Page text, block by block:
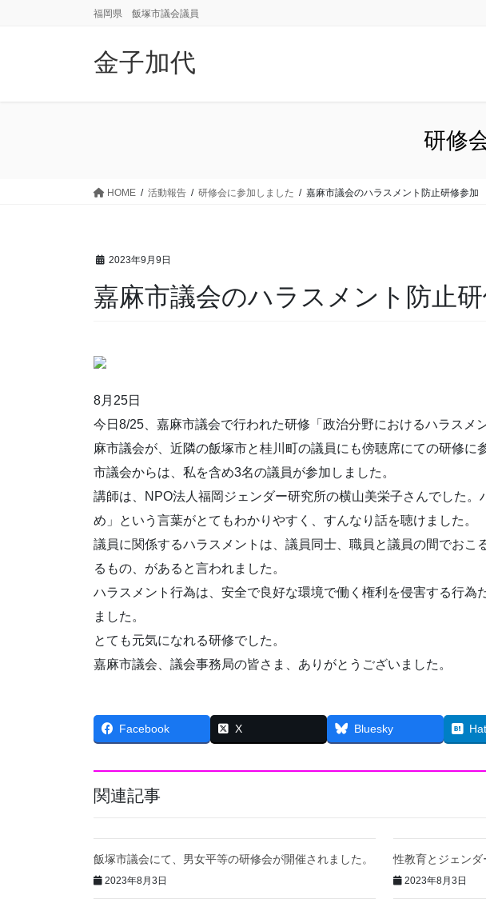
福岡県 飯塚市議会議員
金子加代
研修
HOME 活動報告 研修会に参加しました 嘉麻市議会のハラスメント防止研修参加
2023年9月9日
嘉麻市議会のハラスメント防止
8月25日
今日8/25、嘉麻市議会で行われた研修「政治分野におけるハラスメ
麻市議会が、近隣の飯塚市と桂川町の議員にも傍聴席にての研修に
市議会からは、私を含め3名の議員が参加しました。
講師は、NPO法人福岡ジェンダー研究所の横山美栄子さんでした。
め」という言葉がとてもわかりやすく、すんなり話を聴けました。
議員に関係するハラスメントは、議員同士、職員と議員の間でおこ
るもの、があると言われました。
ハラスメント行為は、安全で良好な環境で働く権利を侵害する行為
ました。
とても元気になれる研修でした。
嘉麻市議会、議会事務局の皆さま、ありがとうございました。
Facebook X Bluesky
関連記事
飯塚市議会にて、男女平等の研修会が開催されました。
2023年8月3日
性教育とジェンダ
2023年8月3日